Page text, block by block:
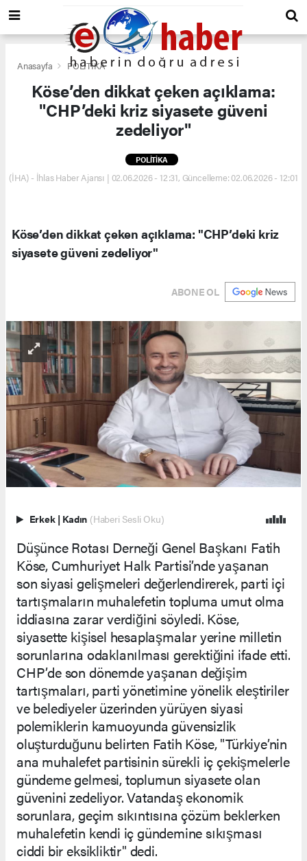
Anasayfa POLİTİKA
Köse’den dikkat çeken açıklama:
"CHP’deki kriz siyasete güveni
zedeliyor"
POLİTİKA
(İHA) - İhlas Haber Ajansı | 02.06.2026 - 12:31, Güncelleme: 02.06.2026 - 12:01
Köse’den dikkat çeken açıklama: "CHP’deki kriz
siyasete güveni zedeliyor"
ABONE OL
Erkek | Kadın (Haberi Sesli Oku)
Düşünce Rotası Derneği Genel Başkanı Fatih
Köse, Cumhuriyet Halk Partisi’nde yaşanan
son siyasi gelişmeleri değerlendirerek, parti içi
tartışmaların muhalefetin topluma umut olma
iddiasına zarar verdiğini söyledi. Köse,
siyasette kişisel hesaplaşmalar yerine milletin
sorunlarına odaklanılması gerektiğini ifade etti.
CHP’de son dönemde yaşanan değişim
tartışmaları, parti yönetimine yönelik eleştiriler
ve belediyeler üzerinden yürüyen siyasi
polemiklerin kamuoyunda güvensizlik
oluşturduğunu belirten Fatih Köse, "Türkiye’nin
ana muhalefet partisinin sürekli iç çekişmelerle
gündeme gelmesi, toplumun siyasete olan
güvenini zedeliyor. Vatandaş ekonomik
sorunlara, geçim sıkıntısına çözüm beklerken
muhalefetin kendi iç gündemine sıkışması
ciddi bir eksikliktir" dedi.